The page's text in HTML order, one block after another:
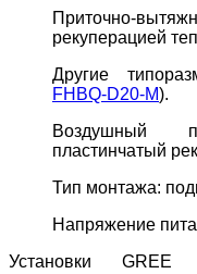
Приточно-
рекуперацией
Другие
FHBQ-D20-M).
Воздушный
пластинчатый
Тип монтажа:
Напряжение
Установки GREE